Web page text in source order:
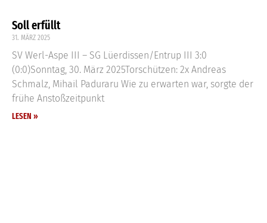
Soll erfüllt
31. MÄRZ 2025
SV Werl-Aspe III – SG Lüerdissen/Entrup III 3:0
(0:0)Sonntag, 30. März 2025Torschützen: 2x Andreas
Schmalz, Mihail Paduraru Wie zu erwarten war, sorgte der
frühe Anstoßzeitpunkt
LESEN »